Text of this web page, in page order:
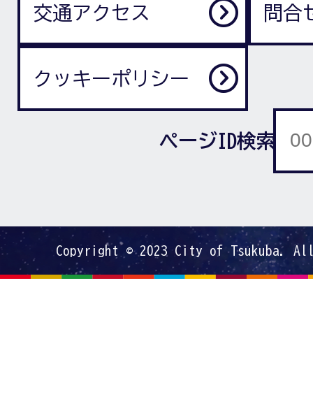
交通アクセス 問合
クッキーポリシー
ページID検索
Copyright © 2023 City of Tsukuba.